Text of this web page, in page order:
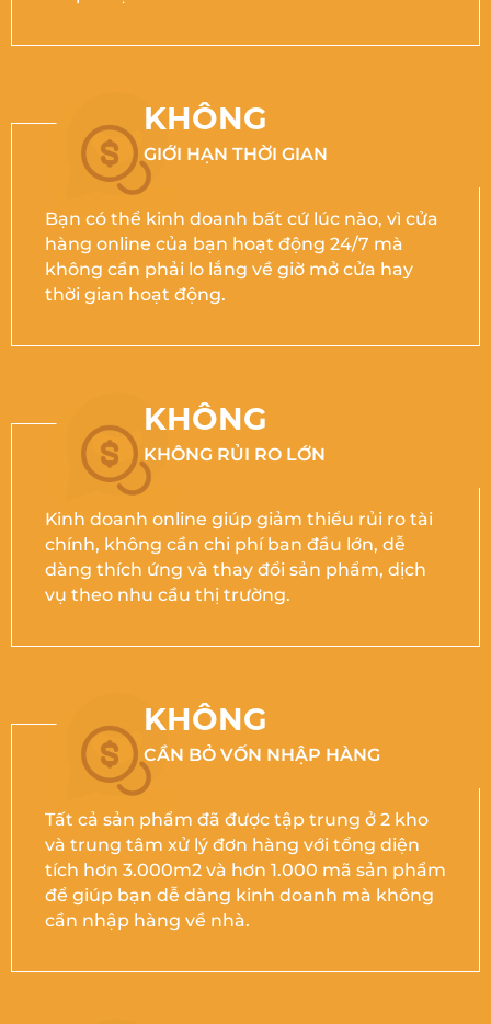
KHÔNG
GIỚI HẠN THỜI GIAN
Bạn có thể kinh doanh bất cứ lúc nào, vì cửa
hàng online của bạn hoạt động 24/7 mà
không cần phải lo lắng về giờ mở cửa hay
thời gian hoạt động.
KHÔNG
KHÔNG RỦI RO LỚN
Kinh doanh online giúp giảm thiểu rủi ro tài
chính, không cần chi phí ban đầu lớn, dễ
dàng thích ứng và thay đổi sản phẩm, dịch
vụ theo nhu cầu thị trường.
KHÔNG
CẦN BỎ VỐN NHẬP HÀNG
Tất cả sản phẩm đã được tập trung ở 2 kho
và trung tâm xử lý đơn hàng với tổng diện
tích hơn 3.000m2 và hơn 1.000 mã sản phẩm
để giúp bạn dễ dàng kinh doanh mà không
cần nhập hàng về nhà.